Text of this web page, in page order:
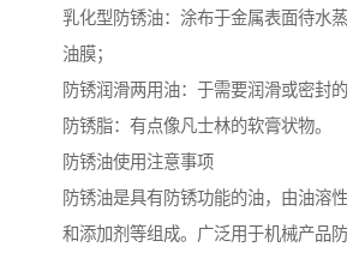
乳化型防锈油：涂布于金属表面待水
油膜；
防锈润滑两用油：于需要润滑或密封的
防锈脂：有点像凡士林的软膏状物。
防锈油使用注意事项
防锈油是具有防锈功能的油，由油溶
和添加剂等组成。广泛用于机械产品